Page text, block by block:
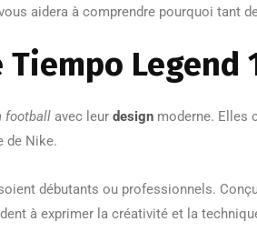
aidera à comprendre pourquoi tant
Legend
football avec leur design moderne. Elles
de Nike.
débutants ou professionnels.
à exprimer la créativité et la